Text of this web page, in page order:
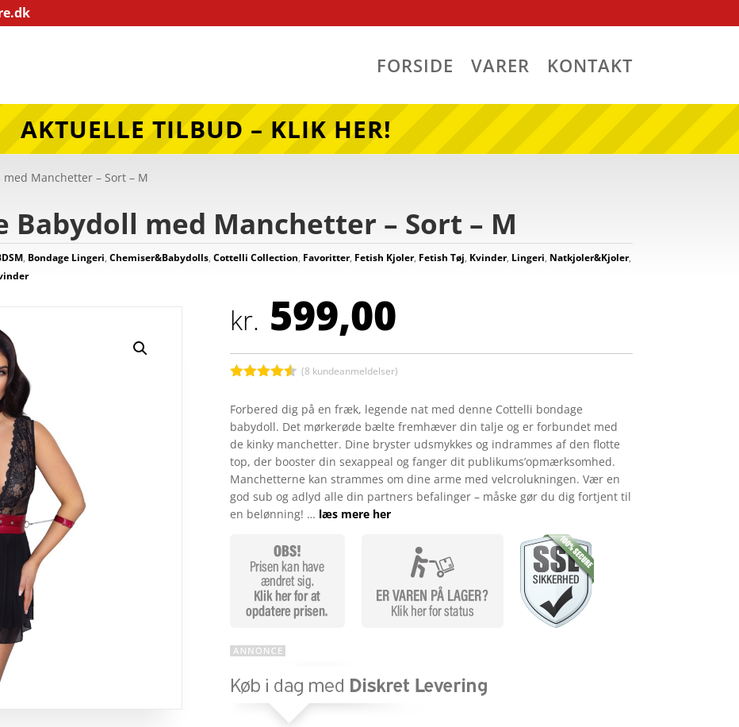
FORSIDE VARER KONTAKT
AKTUELLE TILBUD – KLIK HER!
Manchetter – Sort – M
Babydoll med Manchetter – Sort – M
, Bondage Lingeri,Chemiser&Babydolls,Cottelli Collection, Favoritter, Fetish Kjoler, Fetish Tøj, Kvinder, Lingeri, Natkjoler&Kjoler,
kr. 599,00
ud af 5
baseret
på
kundebedø
mmelser
(8 kundeanmeldelser)
Forbered dig på en fræk, legende nat med denne Cottelli bondage
babydoll. Det mørkerøde bælte fremhæver din talje og er forbundet med
de kinky manchetter. Dine bryster udsmykkes og indrammes af den flotte
top, der booster din sexappeal og fanger dit publikums’opmærksomhed.
Manchetterne kan strammes om dine arme med velcrolukningen. Vær en
god sub og adlyd alle din partners befalinger – måske gør du dig fortjent til
en belønning! … læs mere her